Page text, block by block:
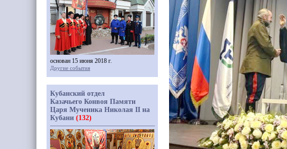
основан 15 июня 2018 г.
Другие события
Кубанский отдел
Казачьего Конвоя Памяти
Царя Мученика Николая II на
Кубани (132)